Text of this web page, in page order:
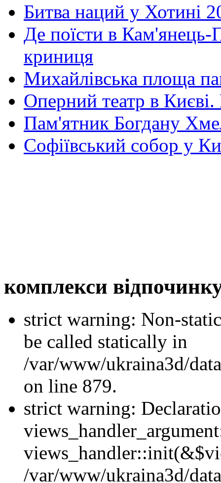
Битва наций у Хотині
Де поїсти в Кам'янець-
криниця
Михайлівська площа
Оперний театр в
Пам'ятник Богдану
Софіївський собор у
комплекси
strict warning: Non-
be called statically in
/var/www/ukraina3d/
on line 879.
strict warning:
/var/www/ukraina3d/